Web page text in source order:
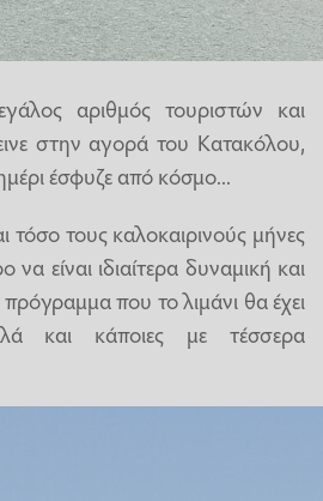
αριθμός τουριστών και
στην αγορά του Κατακόλου,
έσφυζε από κόσμο...
τόσο τους καλοκαιρινούς μήνες
είναι ιδιαίτερα δυναμική και
που το λιμάνι θα έχει
και κάποιες με τέσσερα